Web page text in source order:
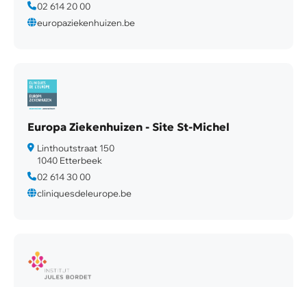
02 614 20 00
europaziekenhuizen.be
Europa Ziekenhuizen - Site St-Michel
Linthoutstraat 150
1040 Etterbeek
02 614 30 00
cliniquesdeleurope.be